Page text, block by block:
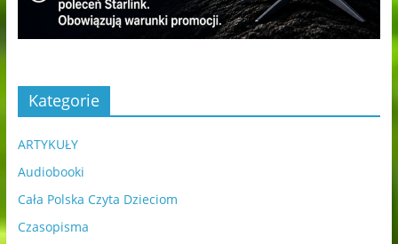
Kategorie
ARTYKUŁY
Audiobooki
Cała Polska Czyta Dzieciom
Czasopisma